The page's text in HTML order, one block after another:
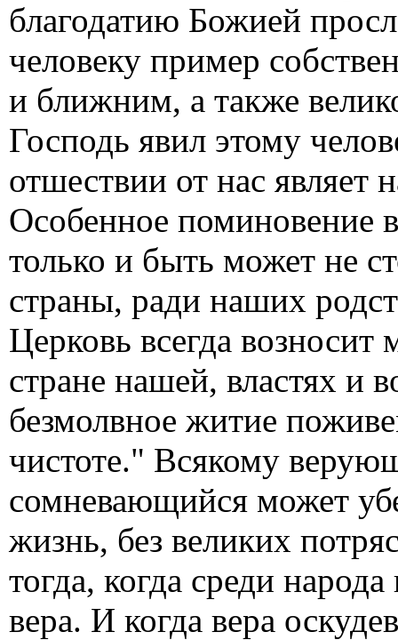
благодатию Божией
человеку пример
и ближним, а также
Господь явил этому
отшествии от нас являет
Особенное поминовение
только и быть может не
страны, ради наших
Церковь всегда
стране нашей, властях и
безмолвное житие
чистоте." Всякому
сомневающийся может
жизнь, без великих
тогда, когда среди
вера. И когда вера